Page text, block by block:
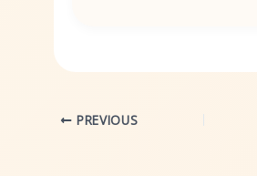
PREVIOUS